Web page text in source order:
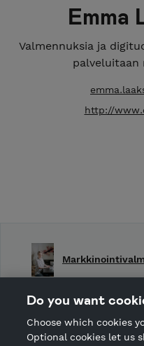
Emma
Valmennuksia ja
palveluitaan
http://
Shop privacy policy
CANCEL ORDER
Do you want
Choose which cookies
Optional cookies let us